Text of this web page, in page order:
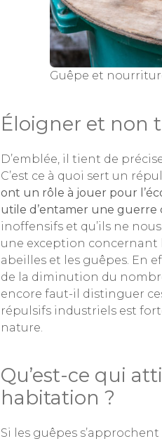
Guêpe et
Éloigner et non
D’emblée, il tient de
C’est ce à quoi sert un
ont un rôle à jouer pour
utile d’entamer une guerre
inoffensifs et qu’ils ne
une exception concernant
abeilles et les guêpes. En
de la diminution du
encore faut-il distinguer
répulsifs industriels est
nature.
Qu’est-ce qui
habitation ?
Si les guêpes